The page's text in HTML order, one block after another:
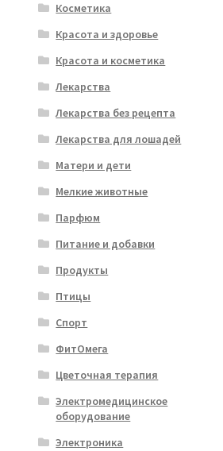
Косметика
Красота и здоровье
Красота и косметика
Лекарства
Лекарства без рецепта
Лекарства для лошадей
Матери и дети
Мелкие животные
Парфюм
Питание и добавки
Продукты
Птицы
Спорт
ФитОмега
Цветочная терапия
Электромедицинское
оборудование
Электроника